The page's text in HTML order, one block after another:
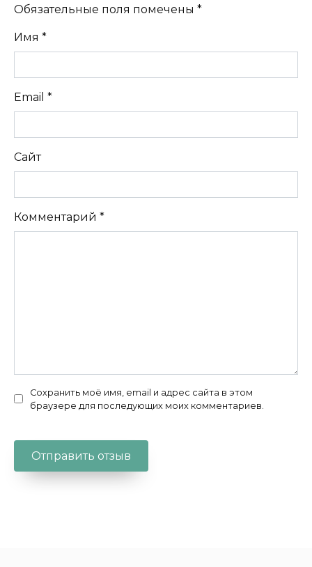
Обязательные поля помечены *
Имя *
Email *
Сайт
Комментарий *
Сохранить моё имя, email и адрес сайта в этом
браузере для последующих моих комментариев.